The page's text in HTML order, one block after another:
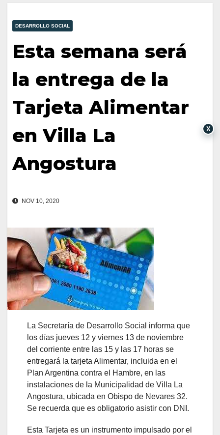
DESARROLLO SOCIAL
Esta semana será
la entrega de la
Tarjeta Alimentar
en Villa La
Angostura
NOV 10, 2020
La Secretaría de Desarrollo Social informa que
los días jueves 12 y viernes 13 de noviembre
del corriente entre las 15 y las 17 horas se
entregará la tarjeta Alimentar, incluida en el
Plan Argentina contra el Hambre, en las
instalaciones de la Municipalidad de Villa La
Angostura, ubicada en Obispo de Nevares 32.
Se recuerda que es obligatorio asistir con DNI.
Esta Tarjeta es un instrumento impulsado por el
X